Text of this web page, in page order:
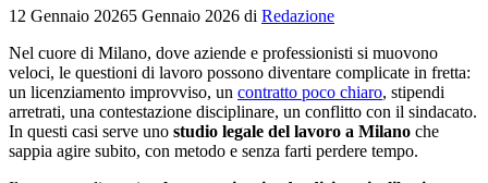
12 Gennaio 20265 Gennaio 2026 di Redazione
Nel cuore di Milano, dove aziende e professionisti si muovono
veloci, le questioni di lavoro possono diventare complicate in fretta:
un licenziamento improvviso, un contratto poco chiaro, stipendi
arretrati, una contestazione disciplinare, un conflitto con il sindacato.
In questi casi serve uno studio legale del lavoro a Milano che
sappia agire subito, con metodo e senza farti perdere tempo.